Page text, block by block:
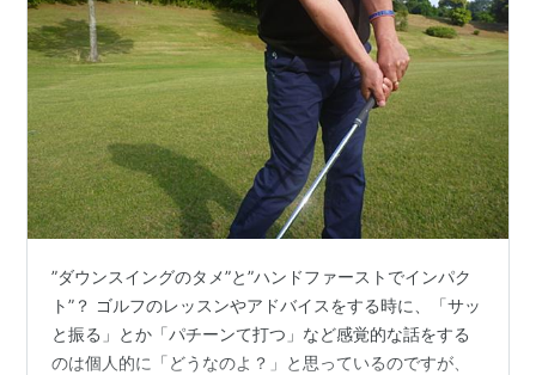
”ダウンスイングのタメ”と”ハンドファーストでインパク
ト”？ ゴルフのレッスンやアドバイスをする時に、「サッ
と振る」とか「パチーンて打つ」など感覚的な話をする
のは個人的に「どうなのよ？」と思っているのですが、